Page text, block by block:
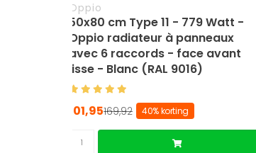
Oppio
50x80 cm Type 11 - 779 Watt -
Oppio radiateur à panneaux
avec 6 raccords - face avant
lisse - Blanc (RAL 9016)
169,92
101,95 40% korting